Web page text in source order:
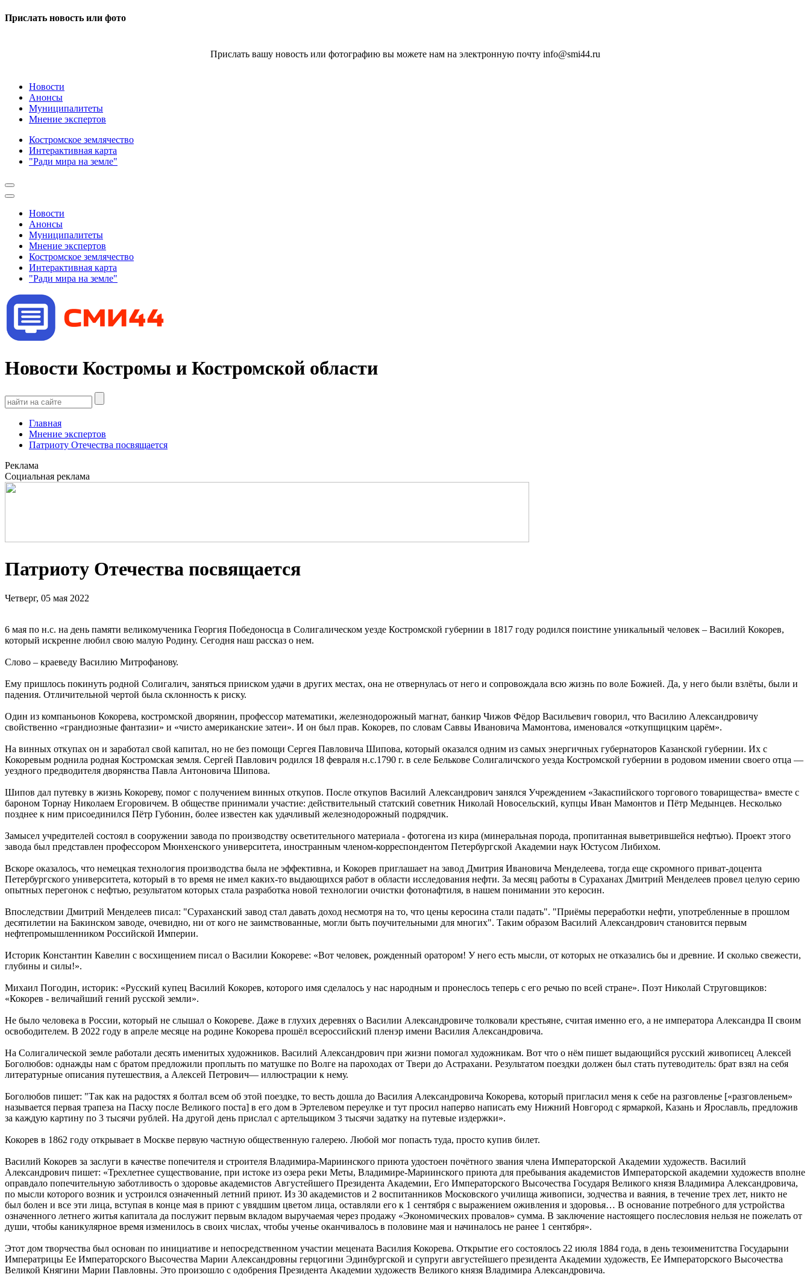
Прислать новость или фото
Прислать вашу новость или фотографию вы можете нам на электронную почту info@smi44.ru
Новости
Анонсы
Муниципалитеты
Мнение экспертов
Костромское землячество
Интерактивная карта
"Ради мира на земле"
Новости
Анонсы
Муниципалитеты
Мнение экспертов
Костромское землячество
Интерактивная карта
"Ради мира на земле"
Новости Костромы и Костромской области
Главная
Мнение экспертов
Патриоту Отечества посвящается
Реклама
Социальная реклама
Патриоту Отечества посвящается
Четверг, 05 мая 2022
6 мая по н.с. на день памяти великомученика Георгия Победоносца в Солигалическом уезде Костромской губернии в 1817 году родился поистине уникальный человек – Василий Кокорев,
который искренне любил свою малую Родину. Сегодня наш рассказ о нем.
Слово – краеведу Василию Митрофанову.
Ему пришлось покинуть родной Солигалич, заняться прииском удачи в других местах, она не отвернулась от него и сопровождала всю жизнь по воле Божией. Да, у него были взлёты, были и
падения. Отличительной чертой была склонность к риску.
Один из компаньонов Кокорева, костромской дворянин, профессор математики, железнодорожный магнат, банкир Чижов Фёдор Васильевич говорил, что Василию Александровичу
свойственно «грандиозные фантазии» и «чисто американские затеи». И он был прав. Кокорев, по словам Саввы Ивановича Мамонтова, именовался «откупщицким царём».
На винных откупах он и заработал свой капитал, но не без помощи Сергея Павловича Шипова, который оказался одним из самых энергичных губернаторов Казанской губернии. Их с
Кокоревым роднила родная Костромская земля. Сергей Павлович родился 18 февраля н.с.1790 г. в селе Белькове Солигаличского уезда Костромской губернии в родовом имении своего отца —
уездного предводителя дворянства Павла Антоновича Шипова.
Шипов дал путевку в жизнь Кокореву, помог с получением винных откупов. После откупов Василий Александрович занялся Учреждением «Закаспийского торгового товарищества» вместе с
бароном Торнау Николаем Егоровичем. В обществе принимали участие: действительный статский советник Николай Новосельский, купцы Иван Мамонтов и Пётр Медынцев. Несколько
позднее к ним присоединился Пётр Губонин, более известен как удачливый железнодорожный подрядчик.
Замысел учредителей состоял в сооружении завода по производству осветительного материала - фотогена из кира (минеральная порода, пропитанная выветрившейся нефтью). Проект этого
завода был представлен профессором Мюнхенского университета, иностранным членом-корреспондентом Петербургской Академии наук Юстусом Либихом.
Вскоре оказалось, что немецкая технология производства была не эффективна, и Кокорев приглашает на завод Дмитрия Ивановича Менделеева, тогда еще скромного приват-доцента
Петербургского университета, который в то время не имел каких-то выдающихся работ в области исследования нефти. За месяц работы в Сураханах Дмитрий Менделеев провел целую серию
опытных перегонок с нефтью, результатом которых стала разработка новой технологии очистки фотонафтиля, в нашем понимании это керосин.
Впоследствии Дмитрий Менделеев писал: "Сураханский завод стал давать доход несмотря на то, что цены керосина стали падать". "Приёмы переработки нефти, употребленные в прошлом
десятилетии на Бакинском заводе, очевидно, ни от кого не заимствованные, могли быть поучительными для многих". Таким образом Василий Александрович становится первым
нефтепромышленником Российской Империи.
Историк Константин Кавелин с восхищением писал о Василии Кокореве: «Вот человек, рожденный оратором! У него есть мысли, от которых не отказались бы и древние. И сколько свежести,
глубины и силы!».
Михаил Погодин, историк: «Русский купец Василий Кокорев, которого имя сделалось у нас народным и пронеслось теперь с его речью по всей стране». Поэт Николай Струговщиков:
«Кокорев - величайший гений русской земли».
Не было человека в России, который не слышал о Кокореве. Даже в глухих деревнях о Василии Александровиче толковали крестьяне, считая именно его, а не императора Александра II своим
освободителем. В 2022 году в апреле месяце на родине Кокорева прошёл всероссийский пленэр имени Василия Александровича.
На Солигалической земле работали десять именитых художников. Василий Александрович при жизни помогал художникам. Вот что о нём пишет выдающийся русский живописец Алексей
Боголюбов: однажды нам с братом предложили проплыть по матушке по Волге на пароходах от Твери до Астрахани. Результатом поездки должен был стать путеводитель: брат взял на себя
литературные описания путешествия, а Алексей Петрович— иллюстрации к нему.
Боголюбов пишет: "Так как на радостях я болтал всем об этой поездке, то весть дошла до Василия Александровича Кокорева, который пригласил меня к себе на разговленье [«разговленьем»
называется первая трапеза на Пасху после Великого поста] в его дом в Эртелевом переулке и тут просил наперво написать ему Нижний Новгород с ярмаркой, Казань и Ярославль, предложив
за каждую картину по 3 тысячи рублей. На другой день прислал с артельщиком 3 тысячи задатку на путевые издержки».
Кокорев в 1862 году открывает в Москве первую частную общественную галерею. Любой мог попасть туда, просто купив билет.
Василий Кокорев за заслуги в качестве попечителя и строителя Владимира-Мариинского приюта удостоен почётного звания члена Императорской Академии художеств. Василий
Александрович пишет: «Трехлетнее существование, при истоке из озера реки Меты, Владимире-Мариинского приюта для пребывания академистов Императорской академии художеств вполне
оправдало попечительную заботливость о здоровье академистов Августейшего Президента Академии, Его Императорского Высочества Государя Великого князя Владимира Александровича,
по мысли которого возник и устроился означенный летний приют. Из 30 академистов и 2 воспитанников Московского училища живописи, зодчества и ваяния, в течение трех лет, никто не
был болен и все эти лица, вступая в конце мая в приют с увядшим цветом лица, оставляли его к 1 сентября с выражением оживления и здоровья… В основание потребного для устройства
означенного летнего житья капитала да послужит первым вкладом выручаемая через продажу «Экономических провалов» сумма. В заключение настоящего послесловия нельзя не пожелать от
души, чтобы каникулярное время изменилось в своих числах, чтобы ученье оканчивалось в половине мая и начиналось не ранее 1 сентября».
Этот дом творчества был основан по инициативе и непосредственном участии мецената Василия Кокорева. Открытие его состоялось 22 июля 1884 года, в день тезоименитства Государыни
Императрицы Ее Императорского Высочества Марии Александровны герцогини Эдинбургской и супруги августейшего президента Академии художеств, Ее Императорского Высочества
Великой Княгини Марии Павловны. Это произошло с одобрения Президента Академии художеств Великого князя Владимира Александровича.